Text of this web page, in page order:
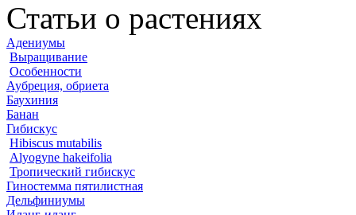
Статьи о растениях
Адениумы
Выращивание
Особенности
Аубреция, обриета
Баухиния
Банан
Гибискус
Hibiscus mutabilis
Alyogyne hakeifolia
Тропический гибискус
Гиностемма пятилистная
Дельфиниумы